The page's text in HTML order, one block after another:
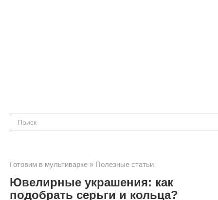
Поиск:
Готовим в мультиварке » Полезные статьи
Ювелирные украшения: как
подобрать серьги и кольца?